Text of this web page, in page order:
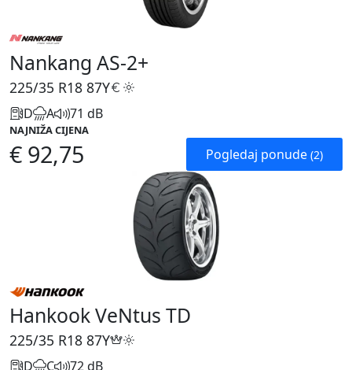
Nankang AS-2+
225/35 R18 87Y
D A 71 dB
NAJNIŽA CIJENA
€ 92,75 Pogledaj ponude (2)
Hankook VeNtus TD
225/35 R18 87Y
D C 72 dB